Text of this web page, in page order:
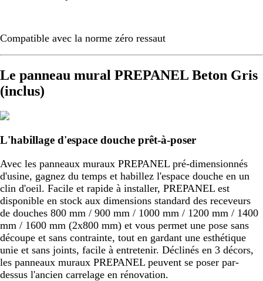
Compatible avec la norme zéro ressaut
Le panneau mural PREPANEL Beton Gris
(inclus)
L'habillage d'espace douche prêt-à-poser
Avec les panneaux muraux PREPANEL pré-dimensionnés
d'usine, gagnez du temps et habillez l'espace douche en un
clin d'oeil. Facile et rapide à installer, PREPANEL est
disponible en stock aux dimensions standard des receveurs
de douches 800 mm / 900 mm / 1000 mm / 1200 mm / 1400
mm / 1600 mm (2x800 mm) et vous permet une pose sans
découpe et sans contrainte, tout en gardant une esthétique
unie et sans joints, facile à entretenir. Déclinés en 3 décors,
les panneaux muraux PREPANEL peuvent se poser par-
dessus l'ancien carrelage en rénovation.